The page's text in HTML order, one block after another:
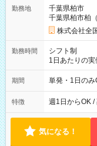
例】 ・河合塾
×8時間＝日収
円の場合あり
円（役割手当＋
間】試用期間な
勤務地
千葉県柏市
千葉県柏市柏
株式会社全
勤務時間
シフト制
1日あたりの
間は 試験に
期間 単発・1日のみ
特徴 週1日からOK /
気になる！